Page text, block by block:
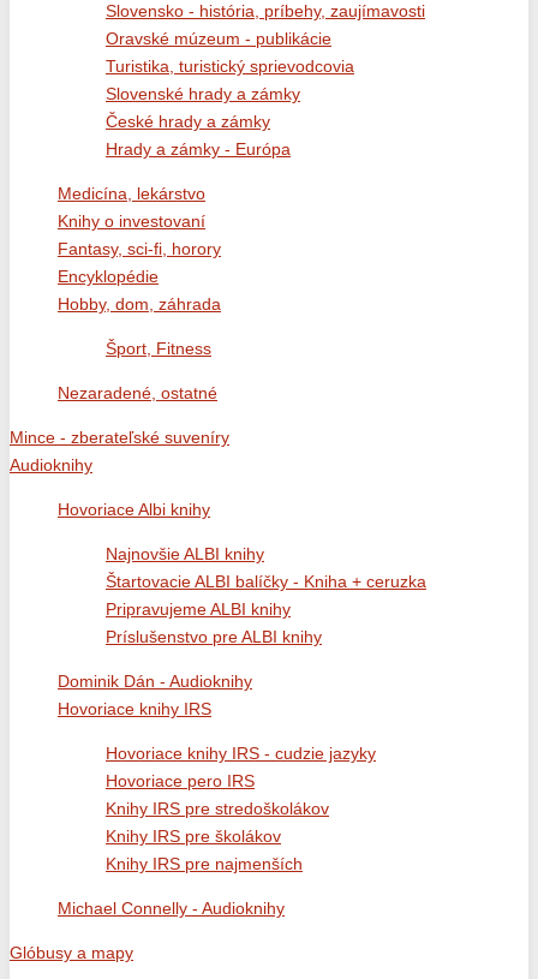
Slovensko - história, príbehy, zaujímavosti
Oravské múzeum - publikácie
Turistika, turistický sprievodcovia
Slovenské hrady a zámky
České hrady a zámky
Hrady a zámky - Európa
Medicína, lekárstvo
Knihy o investovaní
Fantasy, sci-fi, horory
Encyklopédie
Hobby, dom, záhrada
Šport, Fitness
Nezaradené, ostatné
Mince - zberateľské suveníry
Audioknihy
Hovoriace Albi knihy
Najnovšie ALBI knihy
Štartovacie ALBI balíčky - Kniha + ceruzka
Pripravujeme ALBI knihy
Príslušenstvo pre ALBI knihy
Dominik Dán - Audioknihy
Hovoriace knihy IRS
Hovoriace knihy IRS - cudzie jazyky
Hovoriace pero IRS
Knihy IRS pre stredoškolákov
Knihy IRS pre školákov
Knihy IRS pre najmenších
Michael Connelly - Audioknihy
Glóbusy a mapy